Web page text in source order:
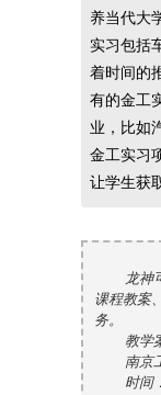
养当代大
实习包括
着时间的
有的金工
业，比如
金工实习
让学生获
龙神
课程教案
务。
教学
南京
时间